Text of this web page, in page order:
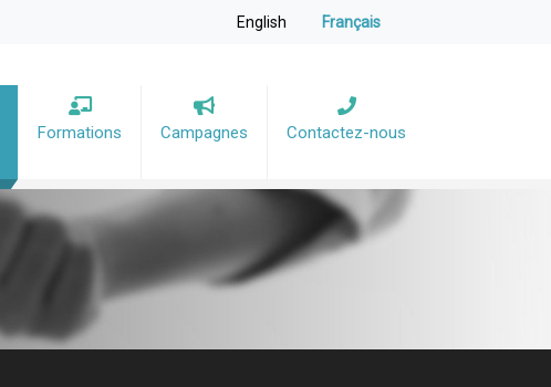
English Français
Formations Campagnes Contactez-nous